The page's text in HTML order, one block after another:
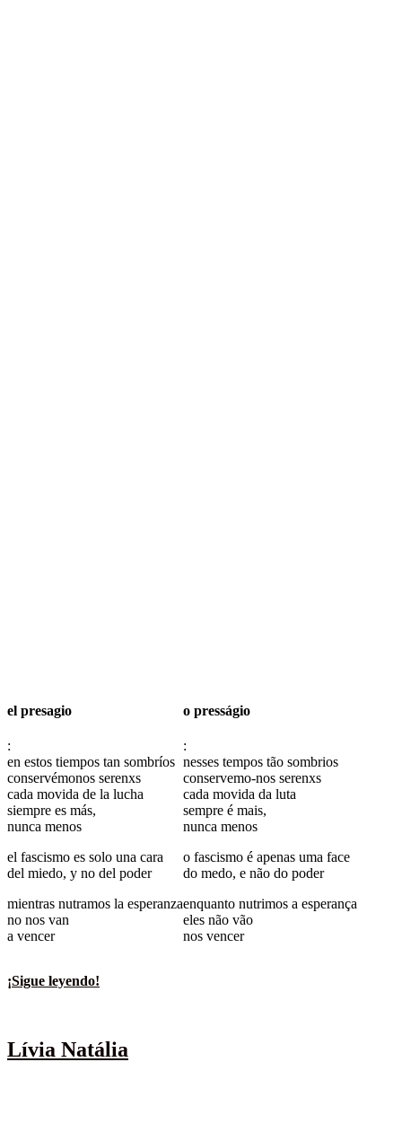
el presagio
:
en estos tiempos tan sombríos
conservémonos serenxs
cada movida de la lucha
siempre es más,
nunca menos
el fascismo es solo una cara
del miedo, y no del poder
mientras nutramos la esperanza
no nos van
a vencer
o presságio
:
nesses tempos tão sombrios
conservemo-nos serenxs
cada movida da luta
sempre é mais,
nunca menos
o fascismo é apenas uma face
do medo, e não do poder
enquanto nutrimos a esperança
eles não vão
nos vencer
¡Sigue leyendo!
Lívia Natália